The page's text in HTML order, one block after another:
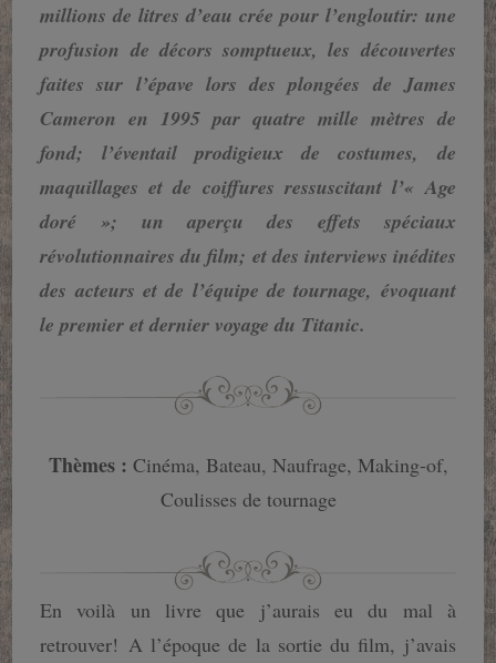
millions de litres d’eau crée pour l’engloutir: une
profusion de décors somptueux, les découvertes
faites sur l’épave lors des plongées de James
Cameron en 1995 par quatre mille mètres de
fond; l’éventail prodigieux de costumes, de
maquillages et de coiffures ressuscitant l’« Age
doré »; un aperçu des effets spéciaux
révolutionnaires du film; et des interviews inédites
des acteurs et de l’équipe de tournage, évoquant
le premier et dernier voyage du Titanic.
Thèmes : Cinéma, Bateau, Naufrage, Making-of,
Coulisses de tournage
En voilà un livre que j’aurais eu du mal à
retrouver! A l’époque de la sortie du film, j’avais